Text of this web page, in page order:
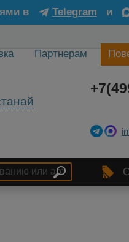
в Telegram и
Партнерам